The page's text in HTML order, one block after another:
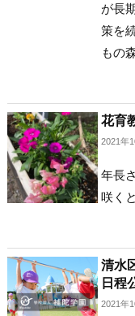
が長
策を
もの
花育
2021年
年長
咲く
清水
日程
2021年